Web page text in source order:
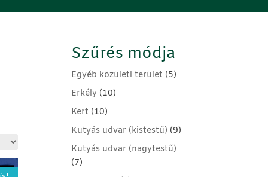
Szűrés módja
Egyéb közületi terület (5)
Erkély (10)
Kert (10)
Kutyás udvar (kistestű) (9)
Kutyás udvar (nagytestű)
(7)